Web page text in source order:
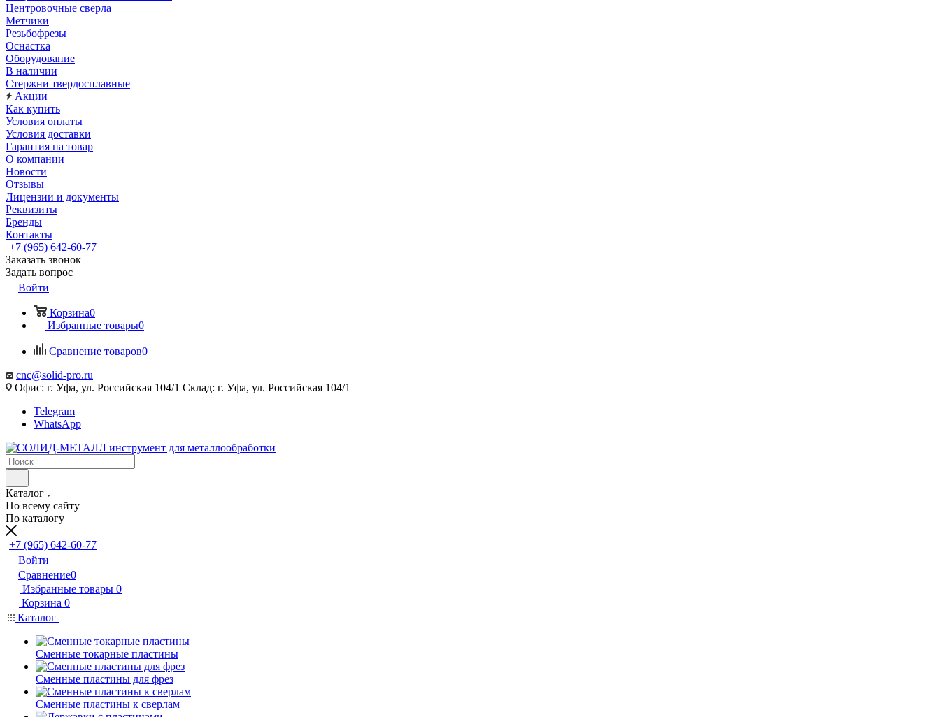
Центровочные сверла
Метчики
Резьбофрезы
Оснастка
Оборудование
В наличии
Стержни твердосплавные
Акции
Как купить
Условия оплаты
Условия доставки
Гарантия на товар
О компании
Новости
Отзывы
Лицензии и документы
Реквизиты
Бренды
Контакты
+7 (965) 642-60-77
Заказать звонок
Задать вопрос
Войти
Корзина0
Избранные товары0
Сравнение товаров0
cnc@solid-pro.ru
Офис: г. Уфа, ул. Российская 104/1 Склад: г. Уфа, ул. Российская 104/1
Telegram
WhatsApp
Каталог
По всему сайту
По каталогу
+7 (965) 642-60-77
Войти
Сравнение0
Избранные товары 0
Корзина 0
Каталог
Сменные токарные пластины
Сменные пластины для фрез
Сменные пластины к сверлам